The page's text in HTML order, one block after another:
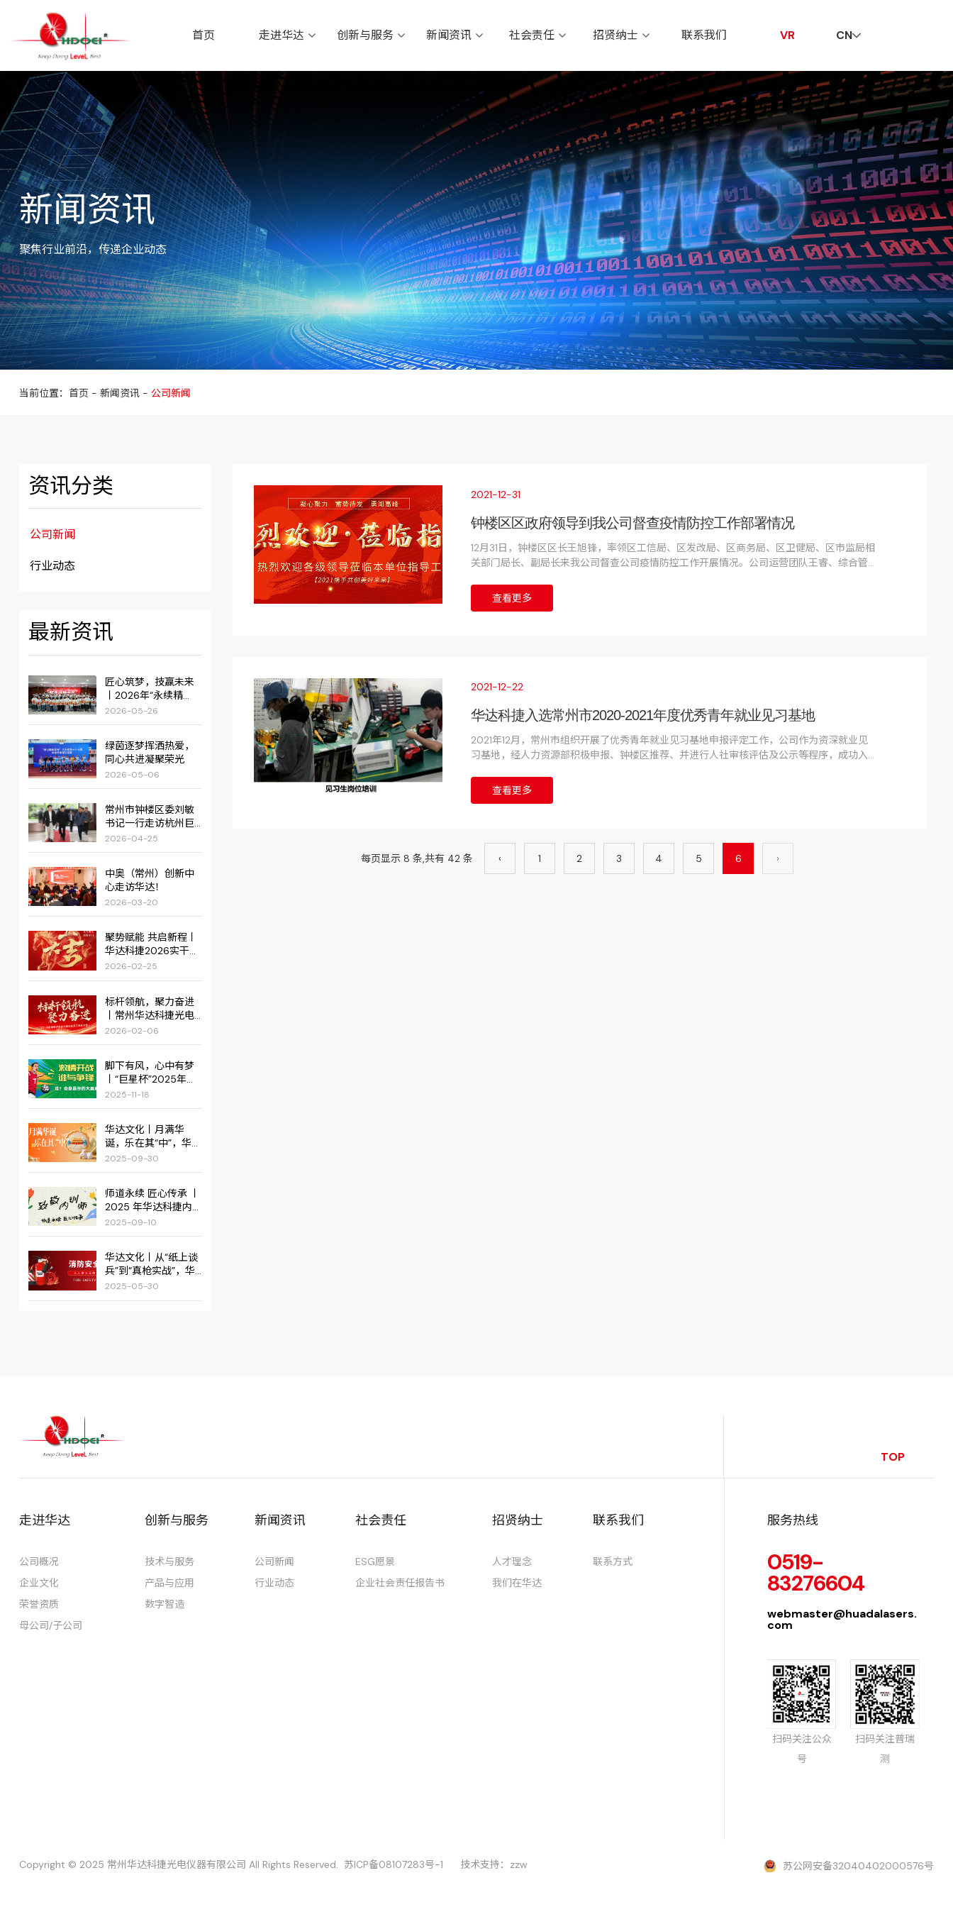
首页
走进华达 创新与服务 新闻资讯 社会责任 招贤纳士 联系我们 VR CN
新闻资讯
聚焦行业前沿，传递企业动态
当前位置：首页 - 新闻资讯 - 公司新闻
资讯分类
公司新闻
行业动态
最新资讯
匠心筑梦，技赢未来
丨2026年“永续精
准・华达杯”职业技能
大赛圆满举行！
2026-05-26
绿茵逐梦挥洒热爱，
同心共进凝聚荣光
2026-05-06
常州市钟楼区委刘敏
书记一行走访杭州巨
星集团
2026-04-25
中奥（常州）创新中
心走访华达！
2026-03-20
聚势赋能 共启新程丨
华达科捷2026实干创
佳绩，红火启新篇！
2026-02-25
标杆领航，聚力奋进
丨常州华达科捷光电
仪器有限公司2025年
度管理评审会议暨优
结束
2026-02-06
脚下有风，心中有梦
丨“巨星杯”2025年巨
星集团第四届企业足
球邀请赛圆满举办！
2025-11-18
华达文化丨月满华
诞，乐在其“中”，华达
双节活动圆满落幕！
2025-09-30
师道永续 匠心传承 丨
2025 年华达科捷内
训师感恩活动纪实
2025-09-10
华达文化丨从“纸上谈
兵”到“真枪实战”，华
达科捷筑牢消防安全
双防线
2025-05-30
2021-12-31
钟楼区区政府领导到我公司督查疫情防控工作部署情况
12月31日，钟楼区区长王旭锋，率领区工信局、区发改局、区商务局、区卫健局、区市监局相
关部门局长、副局长来我公司督查公司疫情防控工作开展情况。公司运营团队王睿、综合管
查看更多
2021-12-22
华达科捷入选常州市2020-2021年度优秀青年就业见习基地
2021年12月，常州市组织开展了优秀青年就业见习基地申报评定工作，公司作为资深就业见
习基地，经人力资源部积极申报、钟楼区推荐、并进行人社审核评估及公示等程序，成功入
查看更多
每页显示 8 条,共有 42 条 ‹ 1 2 3 4 5 6 ›
TOP
走进华达
公司概况
企业文化
荣誉资质
母公司/子公司
创新与服务
技术与服务
产品与应用
数字智造
新闻资讯
公司新闻
行业动态
社会责任
ESG愿景
企业社会责任报告书
招贤纳士
人才理念
我们在华达
联系我们
联系方式
服务热线
0519-
83276604
webmaster@huadalasers.
com
扫码关注公众
号
扫码关注普瑞
测
Copyright © 2025 常州华达科捷光电仪器有限公司 All Rights Reserved. 苏ICP备08107283号-1 技术支持： zzw 苏公网安备32040402000576号